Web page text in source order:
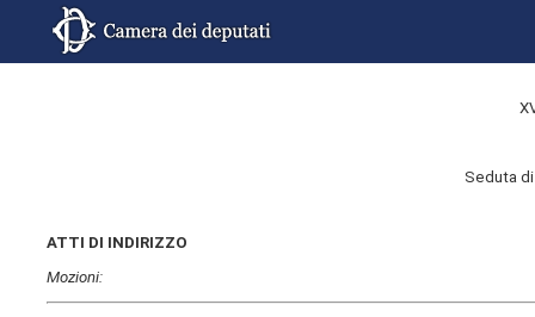
Seduta
ATTI DI INDIRIZZO
Mozioni: